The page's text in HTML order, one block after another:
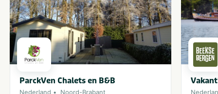
ParckVen Chalets en B&B
Nederland Noord-Brabant